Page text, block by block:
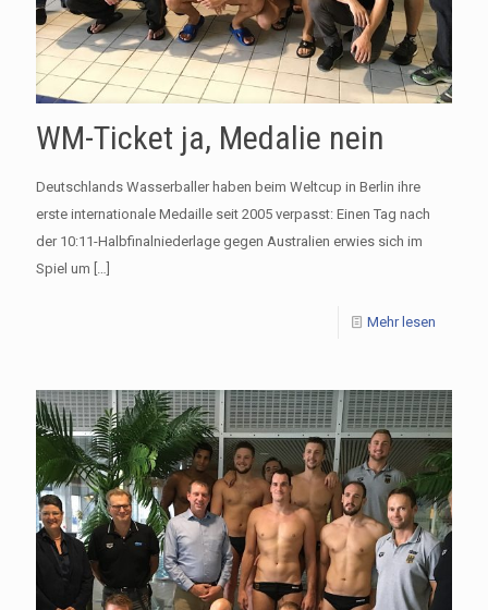
WM-Ticket ja, Medalie nein
Deutschlands Wasserballer haben beim Weltcup in Berlin ihre
erste internationale Medaille seit 2005 verpasst: Einen Tag nach
der 10:11-Halbfinalniederlage gegen Australien erwies sich im
Spiel um […]
Mehr lesen